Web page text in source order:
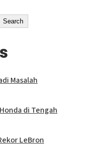
Search
Masalah
di Tengah
LeBron